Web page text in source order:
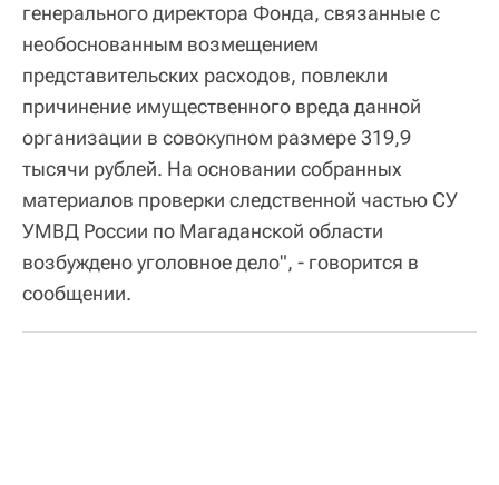
генерального директора Фонда, связанные с
необоснованным возмещением
представительских расходов, повлекли
причинение имущественного вреда данной
организации в совокупном размере 319,9
тысячи рублей. На основании собранных
материалов проверки следственной частью СУ
УМВД России по Магаданской области
возбуждено уголовное дело", - говорится в
сообщении.